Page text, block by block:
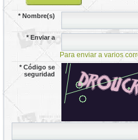
*Nombre(s)
*Enviar a
Para enviar a varios
*Código se
seguridad